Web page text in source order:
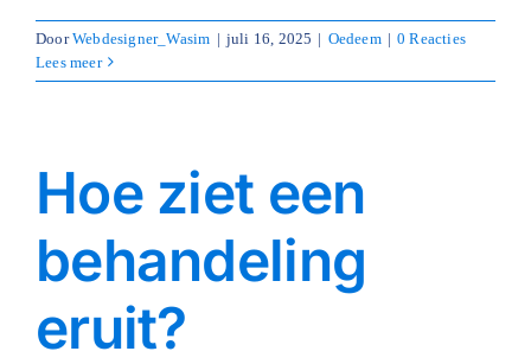
DoorWebdesigner_Wasim | juli 16, 2025 | Oedeem | 0 Reacties
Lees meer
Hoe ziet een
behandeling
eruit?